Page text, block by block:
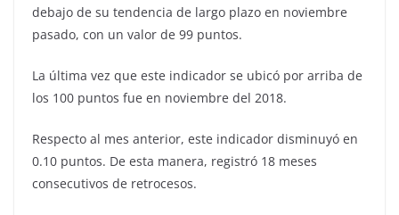
debajo de su tendencia de largo plazo en noviembre
pasado, con un valor de 99 puntos.
La última vez que este indicador se ubicó por arriba de
los 100 puntos fue en noviembre del 2018.
Respecto al mes anterior, este indicador disminuyó en
0.10 puntos. De esta manera, registró 18 meses
consecutivos de retrocesos.